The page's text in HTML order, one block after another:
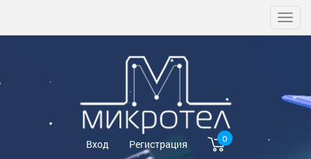
Вход Регистрация 0